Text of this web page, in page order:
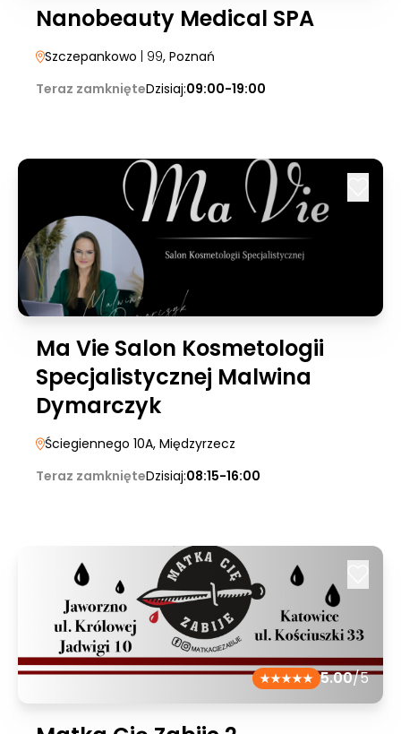
Nanobeauty Medical SPA
Szczepankowo | 99, Poznań
Teraz zamknięteDzisiaj:09:00-19:00
Ma Vie Salon Kosmetologii
Specjalistycznej Malwina
Dymarczyk
Ściegiennego 10A, Międzyrzecz
Teraz zamknięteDzisiaj:08:15-16:00
5.00/5